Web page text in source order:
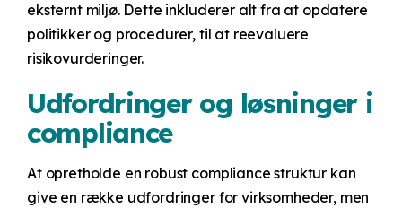
eksternt miljø. Dette inkluderer alt fra at opdatere
politikker og procedurer, til at reevaluere
risikovurderinger.
Udfordringer og løsninger i
compliance
At opretholde en robust compliance struktur kan
give en række udfordringer for virksomheder, men